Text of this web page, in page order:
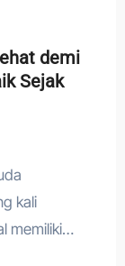
demi
Sejak
kali
memiliki…